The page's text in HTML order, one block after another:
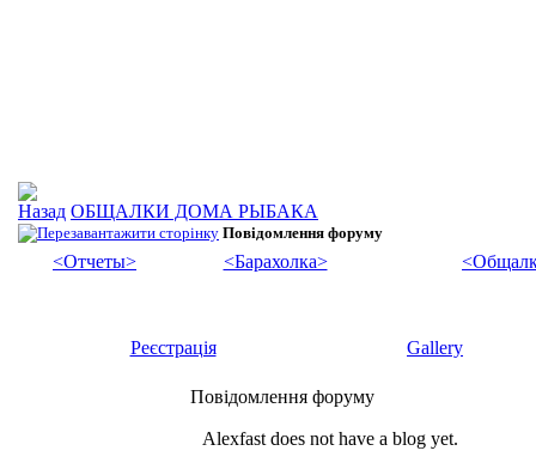
ОБЩАЛКИ ДОМА РЫБАКА
Повідомлення форуму
<Отчеты> <Барахолка>
Реєстрація Gallery
Повідомлення форуму
Alexfast does not have a blog yet.